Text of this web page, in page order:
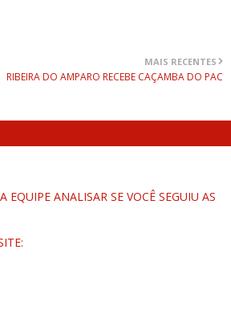
MAIS RECENTES
RIBEIRA DO AMPARO RECEBE CAÇAMBA DO PAC
ANALISAR SE VOCÊ SEGUIU AS